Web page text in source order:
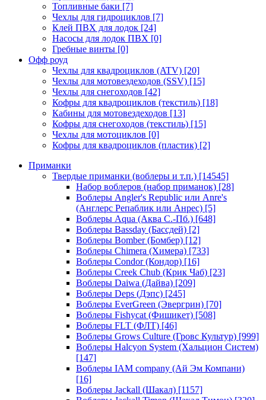
Топливные баки [7]
Чехлы для гидроциклов [7]
Клей ПВХ для лодок [24]
Насосы для лодок ПВХ [0]
Гребные винты [0]
Офф роуд
Чехлы для квадроциклов (ATV) [20]
Чехлы для мотовездеходов (SSV) [15]
Чехлы для снегоходов [42]
Кофры для квадроциклов (текстиль) [18]
Кабины для мотовездеходов [13]
Кофры для снегоходов (текстиль) [15]
Чехлы для мотоциклов [0]
Кофры для квадроциклов (пластик) [2]
Приманки
Твердые приманки (воблеры и т.п.) [14545]
Набор воблеров (набор приманок) [28]
Воблеры Angler's Republic или Anre's
(Англерс Репаблик или Анрес) [5]
Воблеры Aqua (Аква С.-Пб.) [648]
Воблеры Bassday (Бассдей) [2]
Воблеры Bomber (Бомбер) [12]
Воблеры Chimera (Химера) [733]
Воблеры Condor (Кондор) [16]
Воблеры Creek Chub (Крик Чаб) [23]
Воблеры Daiwa (Дайва) [209]
Воблеры Deps (Дэпс) [245]
Воблеры EverGreen (Эвергрин) [70]
Воблеры Fishycat (Фишикет) [508]
Воблеры FLT (ФЛТ) [46]
Воблеры Grows Culture (Гровс Культур) [999]
Воблеры Halcyon System (Хальцион Систем)
[147]
Воблеры IAM company (Ай Эм Компани)
[16]
Воблеры Jackall (Шакал) [1157]